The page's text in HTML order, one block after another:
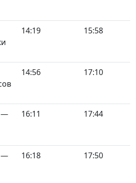
14:19 15:58
14:56 17:10
—
16:11 17:44
—
16:18 17:50